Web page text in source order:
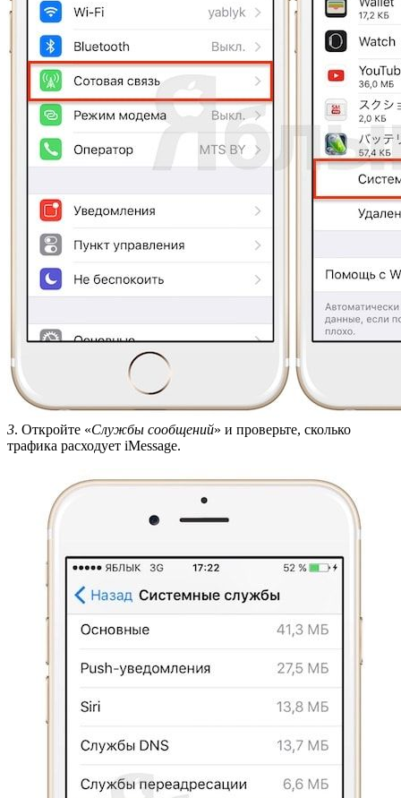
3. Откройте «Службы сообщений» и проверьте, сколько
трафика расходует iMessage.